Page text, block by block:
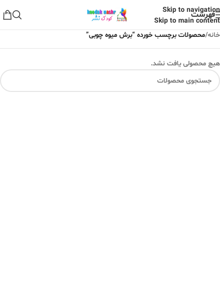
Skip to navigation
Skip to main content
فهرست
خانه/محصولات برچسب خورده “برش میوه چوبی”
هیچ محصولی یافت نشد.